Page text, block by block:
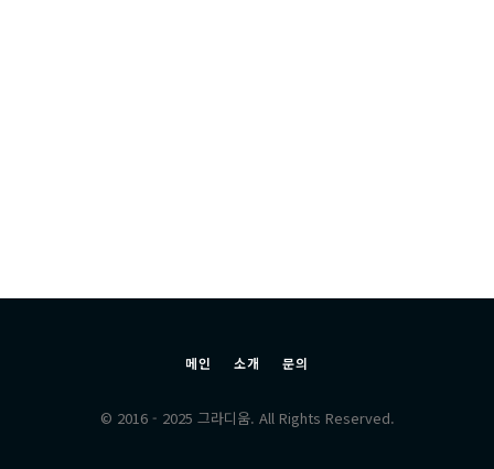
메인 소개 문의
© 2016 - 2025 그라디움. All Rights Reserved.